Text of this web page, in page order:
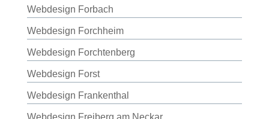
Webdesign Forbach
Webdesign Forchheim
Webdesign Forchtenberg
Webdesign Forst
Webdesign Frankenthal
Webdesign Freiberg am Neckar